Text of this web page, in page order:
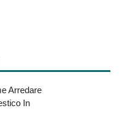
Arredare
In